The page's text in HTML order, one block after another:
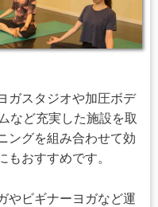
ガスタジオや加圧ボデ
など充実した施設を取
ングを組み合わせて効
おすすめです。
やビギナーヨガなど運